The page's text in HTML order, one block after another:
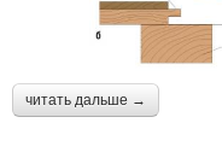
читать дальше →